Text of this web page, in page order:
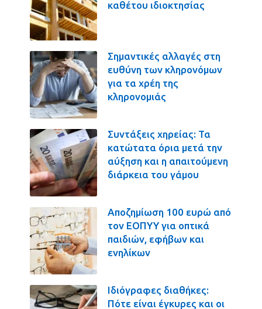
καθέτου ιδιοκτησίας
Σημαντικές αλλαγές στη
ευθύνη των κληρονόμων
για τα χρέη της
κληρονομιάς
Συντάξεις χηρείας: Τα
κατώτατα όρια μετά την
αύξηση και η απαιτούμενη
διάρκεια του γάμου
Αποζημίωση 100 ευρώ από
τον ΕΟΠΥΥ για οπτικά
παιδιών, εφήβων και
ενηλίκων
Ιδιόγραφες διαθήκες:
Πότε είναι έγκυρες και οι